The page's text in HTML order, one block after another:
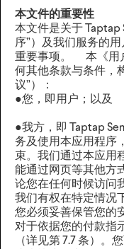
本文件的重要性
本文件是关于 Taptap
序”）及我们服务的
重要事项。 ‍ 本《用
何其他条款与条件，
议”）： ‍
●您，即用户；以及
●我方，即 Taptap
务及使用本应用程序
束。我们通过本应用
能通过网页等其他方
论您在任何时候访问
我们有权在特定情况
您必须妥善保管您的
对于依据您的付款指
（详见第 7.7 条）。